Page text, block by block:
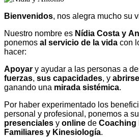
Bienvenidos, nos alegra mucho su
Nuestro nombre es Nídia Costa y
ponemos al servicio de la vida con
hacer:
Apoyar y ayudar a las personas a
fuerzas, sus capacidades, y
ganando una mirada sistémica.
Por haber experimentado los
personal y profesional, ponemos a
presenciales y online de Coaching
Familiares y Kinesiología.